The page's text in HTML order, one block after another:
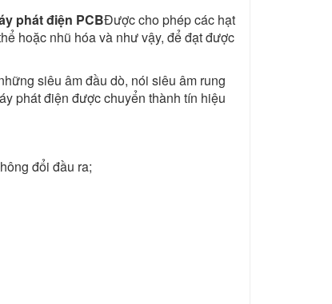
phát điện PCBĐược cho phép các hạt
hoặc nhũ hóa và như vậy, để đạt được
siêu âm đầu dò, nói siêu âm rung
phát điện được chuyển thành tín hiệu
đổi đầu ra;